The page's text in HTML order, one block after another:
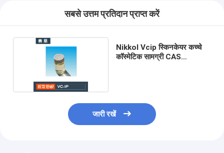
सबसे उत्तम प्रतिदान प्राप्त करें
Nikkol Vcip स्किनकेयर कच्चे
कॉस्मेटिक सामग्री CAS
जारी रखें